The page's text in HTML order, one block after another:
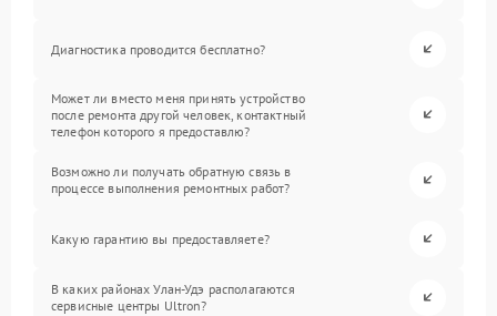
Диагностика проводится бесплатно?
Может ли вместо меня принять устройство
после ремонта другой человек, контактный
телефон которого я предоставлю?
Возможно ли получать обратную связь в
процессе выполнения ремонтных работ?
Какую гарантию вы предоставляете?
В каких районах Улан-Удэ располагаются
сервисные центры Ultron?